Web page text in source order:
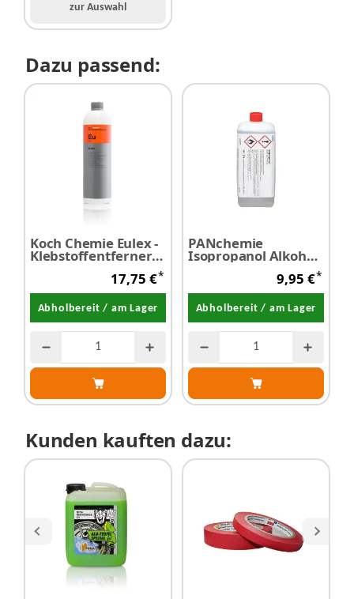
zur Auswahl
Dazu passend:
Koch Chemie Eulex -
Klebstoffentferner
17,75 €*
Abholbereit / am Lager
PANchemie
Isopropanol Alkohol
60% 1,0 Liter
9,95 €*
Abholbereit / am Lager
Kunden kauften dazu: